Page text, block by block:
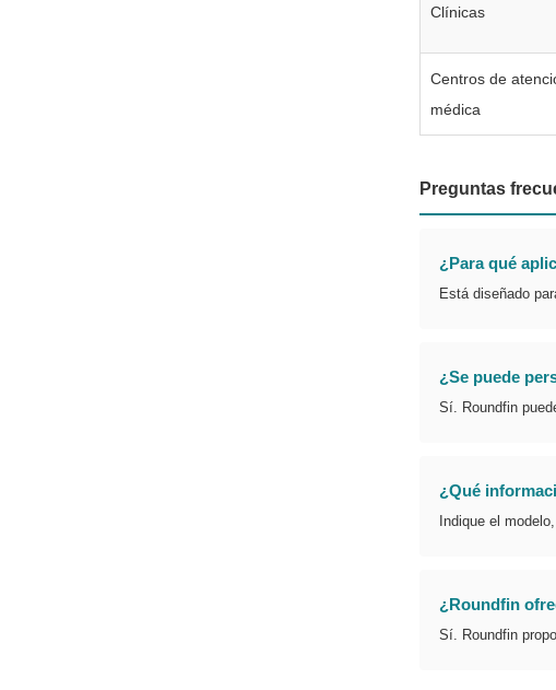
Clínicas
Centros de
médica
Preguntas
¿Para qué
Está diseñado
¿Se puede
Sí. Roundfin
¿Qué
Indique el
¿Roundfin
Sí. Roundfin